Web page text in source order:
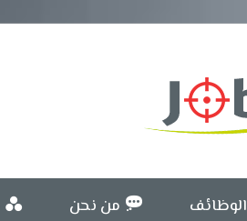
الوظائف من نحن